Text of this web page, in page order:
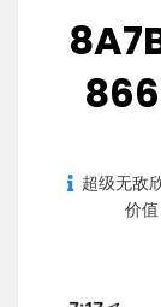
超级无敌
价